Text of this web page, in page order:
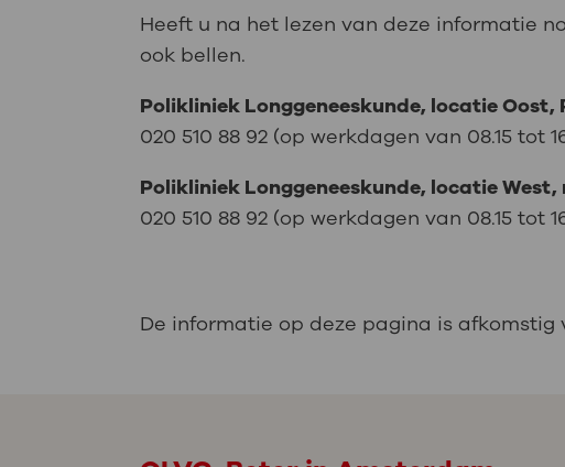
Heeft u na het lezen van deze informatie
ook bellen.
Polikliniek Longgeneeskunde, locatie Oost,
020 510 88 92 (op werkdagen van 08.15 tot
Polikliniek Longgeneeskunde, locatie West,
020 510 88 92 (op werkdagen van 08.15 tot
De informatie op deze pagina is